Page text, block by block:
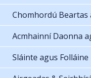
Chomhordú Beartas
Acmhainní Daonna
Sláinte agus Folláine